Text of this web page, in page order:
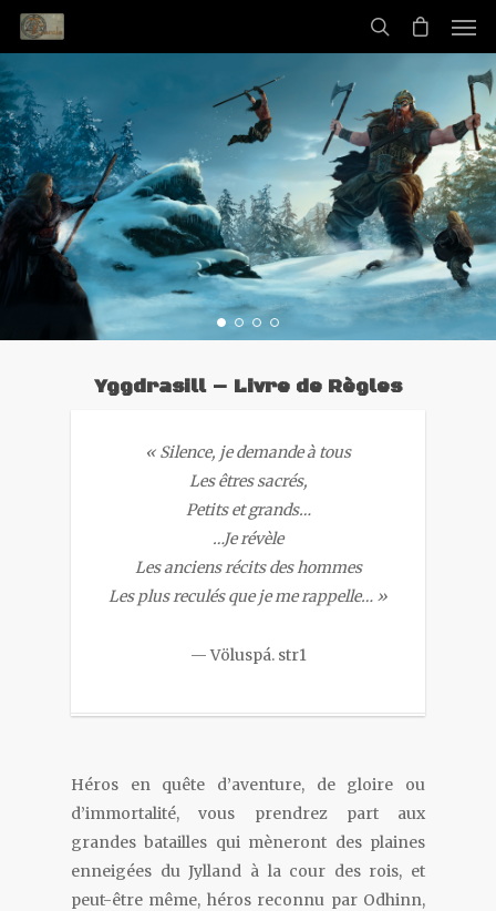
Yggdrasill – Livre de Règles
« Silence, je demande à tous
Les êtres sacrés,
Petits et grands…
…Je révèle
Les anciens récits des hommes
Les plus reculés que je me rappelle… »
— Völuspá. str1
Héros en quête d’aventure, de gloire ou
d’immortalité, vous prendrez part aux
grandes batailles qui mèneront des plaines
enneigées du Jylland à la cour des rois, et
peut-être même, héros reconnu par Odhinn,